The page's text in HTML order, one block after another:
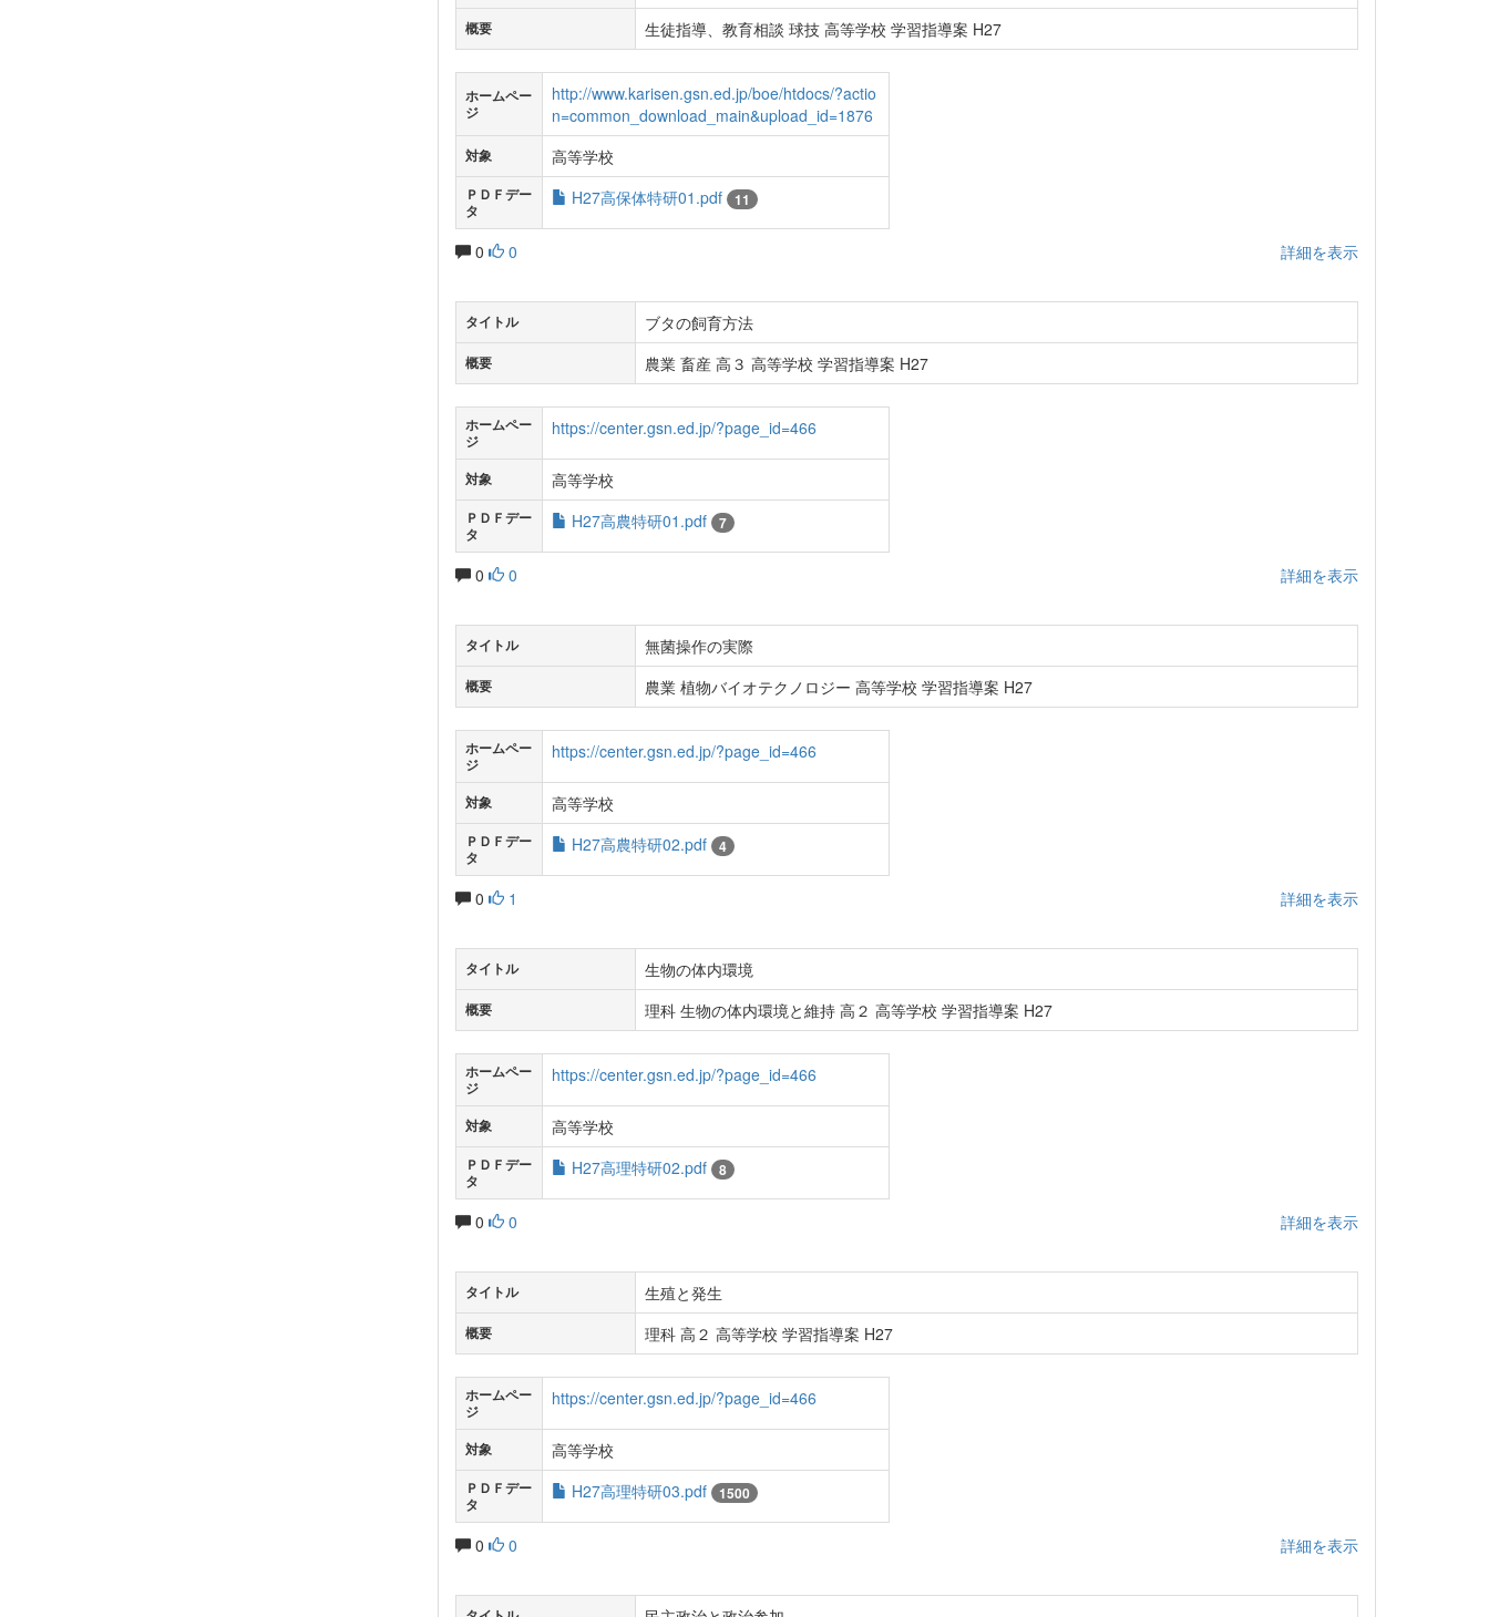
概要 生徒指導、教育相談 球技 高等学校 学習指導案 H27
ホームペー
ジ
http://www.karisen.gsn.ed.jp/boe/htdocs/?actio
n=common_download_main&upload_id=1876
対象 高等学校
ＰＤＦデー
タ
H27高保体特研01.pdf 11
0 0 詳細を表示
タイトル ブタの飼育方法
概要 農業 畜産 高３ 高等学校 学習指導案 H27
ホームペー
ジ
https://center.gsn.ed.jp/?page_id=466
対象 高等学校
ＰＤＦデー
タ
H27高農特研01.pdf 7
0 0 詳細を表示
タイトル 無菌操作の実際
概要 農業 植物バイオテクノロジー 高等学校 学習指導案 H27
ホームペー
ジ
https://center.gsn.ed.jp/?page_id=466
対象 高等学校
ＰＤＦデー
タ
H27高農特研02.pdf 4
0 1 詳細を表示
タイトル 生物の体内環境
概要 理科 生物の体内環境と維持 高２ 高等学校 学習指導案 H27
ホームペー
ジ
https://center.gsn.ed.jp/?page_id=466
対象 高等学校
ＰＤＦデー
タ
H27高理特研02.pdf 8
0 0 詳細を表示
タイトル 生殖と発生
概要 理科 高２ 高等学校 学習指導案 H27
ホームペー
ジ
https://center.gsn.ed.jp/?page_id=466
対象 高等学校
ＰＤＦデー
タ
H27高理特研03.pdf 1500
0 0 詳細を表示